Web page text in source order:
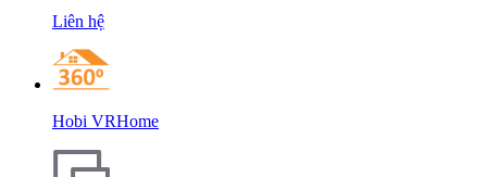
Liên hệ
Hobi VRHome